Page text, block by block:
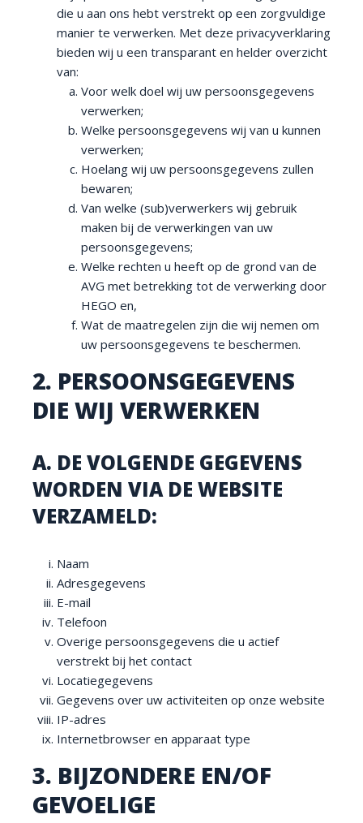
die u aan ons hebt verstrekt op een zorgvuldige
manier te verwerken. Met deze privacyverklaring
bieden wij u een transparant en helder overzicht
van:
Voor welk doel wij uw persoonsgegevens
verwerken;
Welke persoonsgegevens wij van u kunnen
verwerken;
Hoelang wij uw persoonsgegevens zullen
bewaren;
Van welke (sub)verwerkers wij gebruik
maken bij de verwerkingen van uw
persoonsgegevens;
Welke rechten u heeft op de grond van de
AVG met betrekking tot de verwerking door
HEGO en,
Wat de maatregelen zijn die wij nemen om
uw persoonsgegevens te beschermen.
2. PERSOONSGEGEVENS
DIE WIJ VERWERKEN
A. DE VOLGENDE GEGEVENS
WORDEN VIA DE WEBSITE
VERZAMELD:
Naam
Adresgegevens
E-mail
Telefoon
Overige persoonsgegevens die u actief
verstrekt bij het contact
Locatiegegevens
Gegevens over uw activiteiten op onze website
IP-adres
Internetbrowser en apparaat type
3. BIJZONDERE EN/OF
GEVOELIGE